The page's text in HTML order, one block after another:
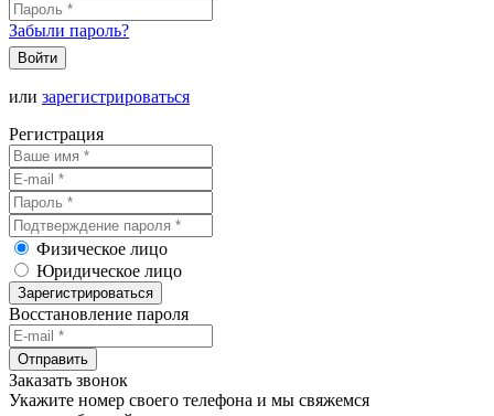
Забыли пароль?
Войти
или зарегистрироваться
Регистрация
Физическое лицо
Юридическое лицо
Зарегистрироваться
Восстановление пароля
Отправить
Заказать звонок
Укажите номер своего телефона и мы свяжемся